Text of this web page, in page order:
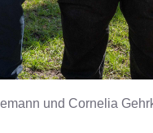
und Cornelia